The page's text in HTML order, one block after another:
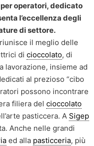
operatori, dedicato
l’eccellenza degli
di settore.
riunisce il meglio delle
di cioccolato, di
lavorazione, insieme ad
al prezioso “cibo
possono incontrare
filiera del cioccolato
pasticcera. A Sigep
Anche nelle grandi
ed alla pasticceria, più